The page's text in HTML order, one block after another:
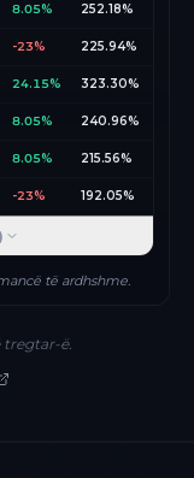
8.05% 252.18%
-23% 225.94%
24.15% 323.30%
8.05% 240.96%
8.05% 215.56%
-23% 192.05%
)
të ardhshme.
tregtar-ë.